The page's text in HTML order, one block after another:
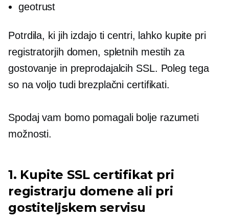
geotrust
Potrdila, ki jih izdajo ti centri, lahko kupite pri
registratorjih domen, spletnih mestih za
gostovanje in preprodajalcih SSL. Poleg tega
so na voljo tudi brezplačni certifikati.
Spodaj vam bomo pomagali bolje razumeti
možnosti.
1. Kupite SSL certifikat pri
registrarju domene ali pri
gostiteljskem servisu